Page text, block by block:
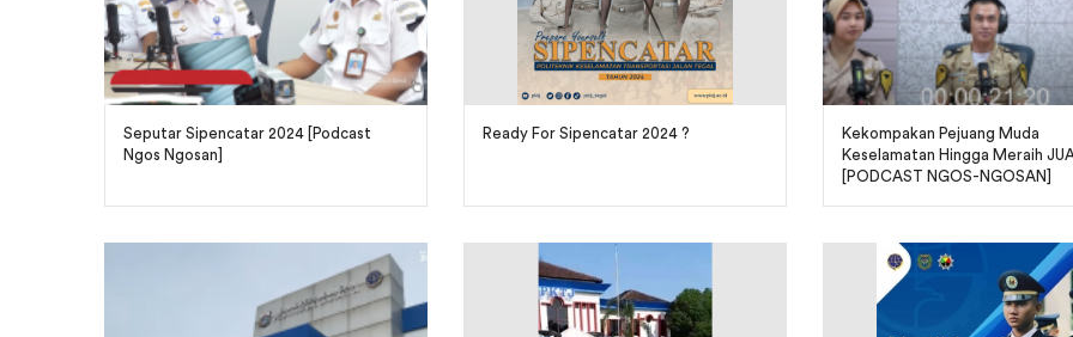
Seputar Sipencatar 2024 [Podcast
Ngos Ngosan]
Ready For Sipencatar 2024 ?
Kekompakan Pejuang Muda
Keselamatan Hingga Meraih
[PODCAST NGOS-NGOSAN]